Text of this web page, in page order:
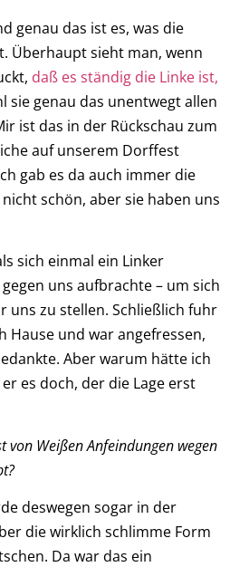
genau das ist es, was die
Überhaupt sieht man, wenn
daß es ständig die Linke ist,
sie genau das unentwegt allen
ist das in der Rückschau zum
auf unserem Dorffest
gab es da auch immer die
schön, aber sie haben uns
sich einmal ein Linker
uns aufbrachte – um sich
uns zu stellen. Schließlich fuhr
Hause und war angefressen,
Aber warum hätte ich
es doch, der die Lage erst
von Weißen Anfeindungen wegen
deswegen sogar in der
die wirklich schlimme Form
Da war das ein